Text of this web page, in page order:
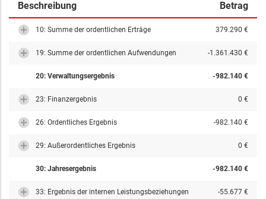
Beschreibung Betrag
10: Summe der ordentlichen Erträge 379.290 €
19: Summe der ordentlichen Aufwendungen -1.361.430 €
20: Verwaltungsergebnis -982.140 €
23: Finanzergebnis 0 €
26: Ordentliches Ergebnis -982.140 €
29: Außerordentliches Ergebnis 0 €
30: Jahresergebnis -982.140 €
33: Ergebnis der internen Leistungsbeziehungen -55.677 €